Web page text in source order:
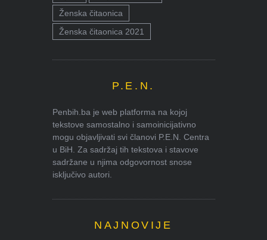
Ženska čitaonica
Ženska čitaonica 2021
P.E.N.
Penbih.ba je web platforma na kojoj
tekstove samostalno i samoinicijativno
mogu objavljivati svi članovi P.E.N. Centra
u BiH. Za sadržaj tih tekstova i stavove
sadržane u njima odgovornost snose
isključivo autori.
NAJNOVIJE